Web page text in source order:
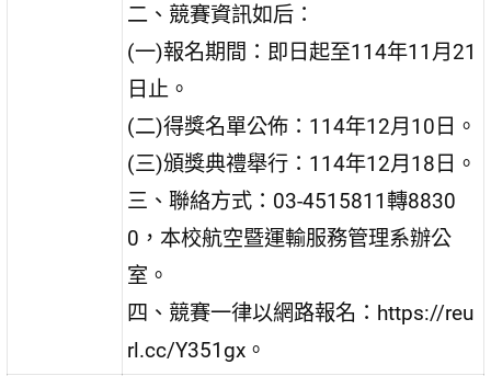
二、競賽資訊如后：
(一)報名期間：即日起至114年11月21
日止。
(二)得獎名單公佈：114年12月10日。
(三)頒獎典禮舉行：114年12月18日。
三、聯絡方式：03-4515811轉8830
0，本校航空暨運輸服務管理系辦公
室。
四、競賽一律以網路報名：https://reu
rl.cc/Y351gx。